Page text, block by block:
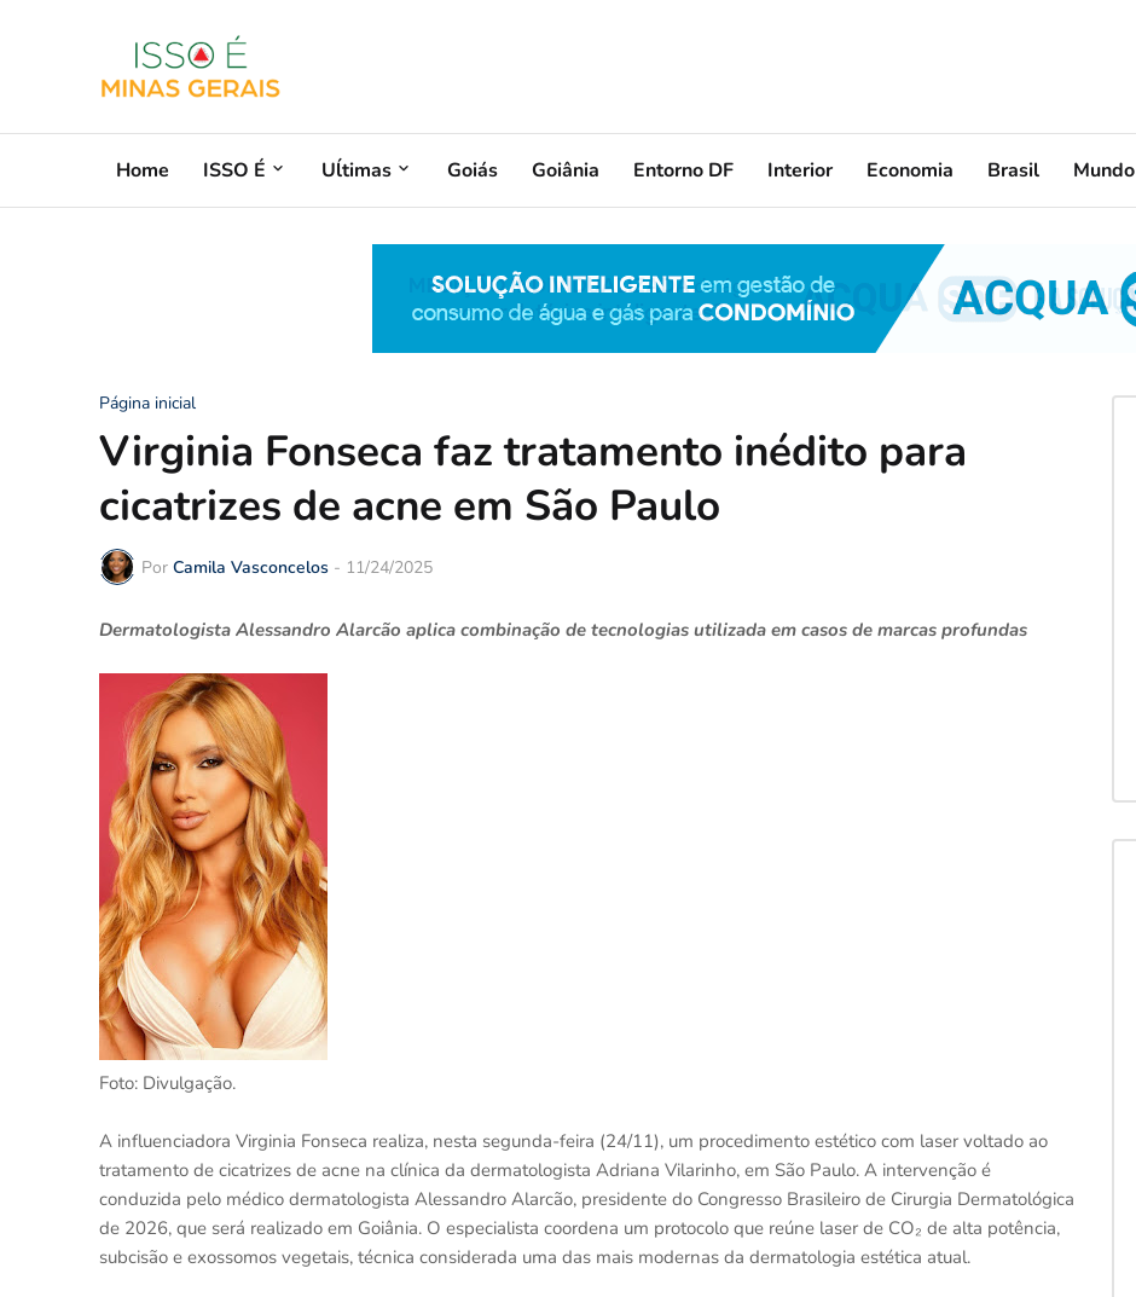
Home ISSO É Uĺtimas Goiás Goiânia Entorno DF Interior Economia Brasil Mundo
Página inicial
Virginia Fonseca faz tratamento inédito para
cicatrizes de acne em São Paulo
Por Camila Vasconcelos - 11/24/2025
Dermatologista Alessandro Alarcão aplica combinação de tecnologias utilizada em casos de marcas profundas
Foto: Divulgação.
A influenciadora Virginia Fonseca realiza, nesta segunda-feira (24/11), um procedimento estético com laser voltado ao
tratamento de cicatrizes de acne na clínica da dermatologista Adriana Vilarinho, em São Paulo. A intervenção é
conduzida pelo médico dermatologista Alessandro Alarcão, presidente do Congresso Brasileiro de Cirurgia Dermatológica
de 2026, que será realizado em Goiânia. O especialista coordena um protocolo que reúne laser de CO₂ de alta potência,
subcisão e exossomos vegetais, técnica considerada uma das mais modernas da dermatologia estética atual.